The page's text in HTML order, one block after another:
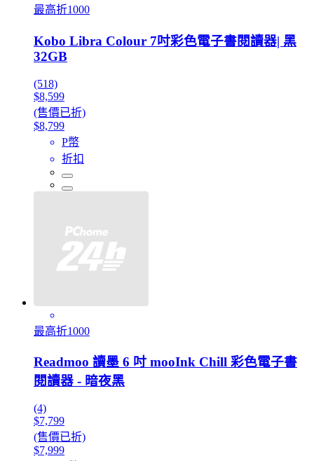
最高折1000
Kobo Libra Colour 7吋彩色電子書閱讀器| 黑
32GB
(518)
$8,599
(售價已折)
$8,799
P幣
折扣
最高折1000
Readmoo 讀墨 6 吋 mooInk Chill 彩色電子書
閱讀器 - 暗夜黑
(4)
$7,799
(售價已折)
$7,999